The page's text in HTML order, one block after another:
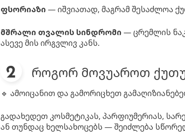
ფსორიაზი — იშვიათად, მაგრამ შესაძლოა
მშრალი თვალის სინდრომი — ცრემლის
ასევე მის ირგვლივ კანს.
როგორ მოვუაროთ
🔹 ამოიცანით და გამორიცხეთ
გადახედეთ კოსმეტიკას, პარფიუმერიას,
ან თუნდაც ხელსახოცებს — შეიძლება